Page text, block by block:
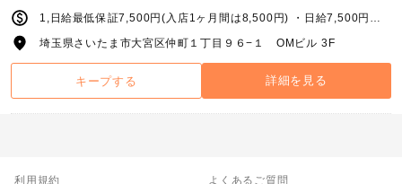
1,日給最低保証7,500円(入店1ヶ月間は8,500円) ・日給7,500円～13,000円+指名料+売上バック+賞金 ・完全歩合（総売り50％～67％）＋手当＋バック＋賞金 2,日給最低保証6,500円(入店1ヶ月間は7,500円) 日給6,500円～12,000円+指名料+売上バック+賞金 ※全額日払い制度もあり。求人窓口までご相談ください。 3,月給20万円～+手当+能力給 4,月給20万円～+手当+能力給
埼玉県さいたま市大宮区仲町１丁目９６−１ OMビル 3F
キープする 詳細を見る
利用規約 よくあるご質問